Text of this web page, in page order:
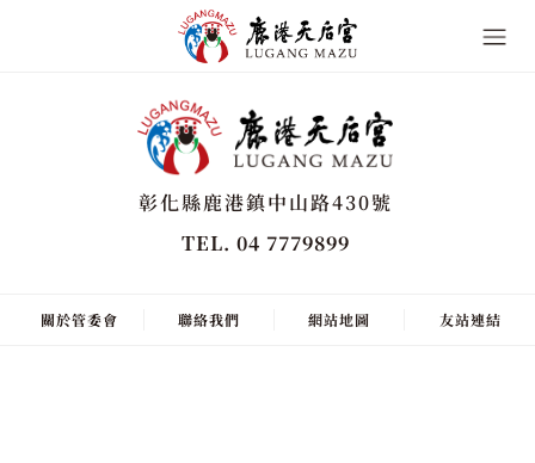
彰化縣鹿港鎮中山路430號
TEL. 04 7779899
關於管委會 聯絡我們 網站地圖 友站連結